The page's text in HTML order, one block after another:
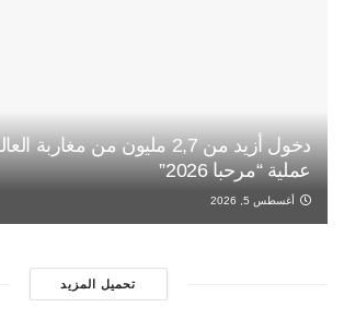
دخول أزيد من 2,7 مليون من
عملية “مرحبا 2026”
أغسطس 5, 2026
تحميل المزيد